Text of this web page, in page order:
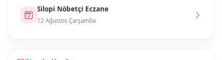
Si̇lopi̇ Nöbetçi Eczane
12 Ağustos Çarşamba